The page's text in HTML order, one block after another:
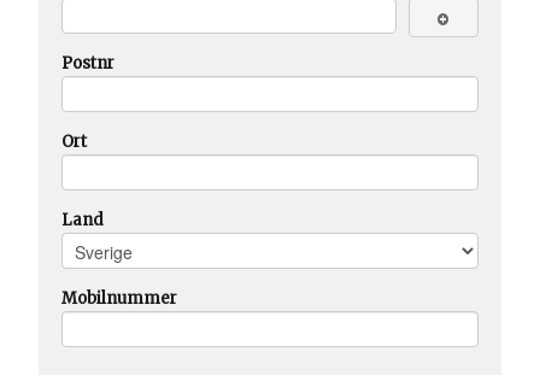
Postnr
Ort
Land
Mobilnummer